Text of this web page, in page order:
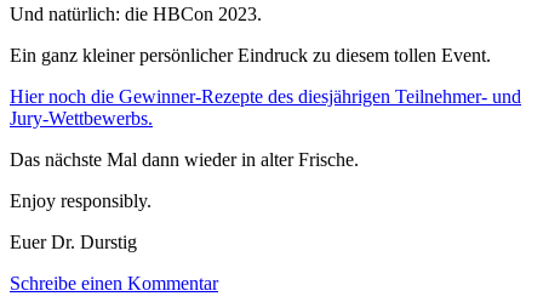
Und natürlich: die HBCon 2023.
Ein ganz kleiner persönlicher Eindruck zu diesem tollen Event.
Hier noch die Gewinner-Rezepte des diesjährigen Teilnehmer- und
Jury-Wettbewerbs.
Das nächste Mal dann wieder in alter Frische.
Enjoy responsibly.
Euer Dr. Durstig
Schreibe einen Kommentarzu